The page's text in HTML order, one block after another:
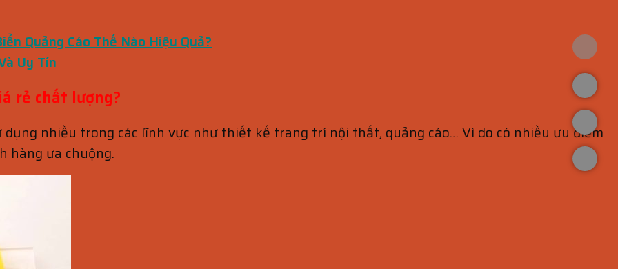
Quảng Cáo Thế Nào Hiệu Quả?
Uy Tín
rẻ chất lượng?
nhiều trong các lĩnh vực như thiết kế trang trí nội thất, quảng cáo… Vì do có nhiều ưu điểm
hàng ưa chuộng.